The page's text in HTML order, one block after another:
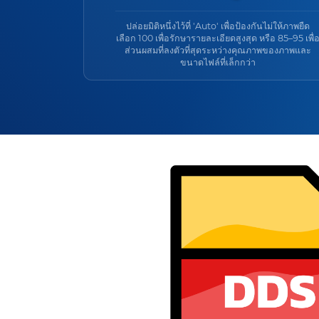
ปล่อยมิติหนึ่งไว้ที่ 'Auto' เพื่อป้องกันไม่ให้ภาพยืด
เลือก 100 เพื่อรักษารายละเอียดสูงสุด หรือ 85–95 เพื่อ
ส่วนผสมที่ลงตัวที่สุดระหว่างคุณภาพของภาพและ
ขนาดไฟล์ที่เล็กกว่า